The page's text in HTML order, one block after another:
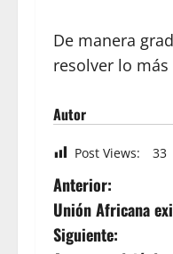
De manera
resolver lo
Autor
Post Views: 33
Anterior:
Unión Africana
Siguiente: